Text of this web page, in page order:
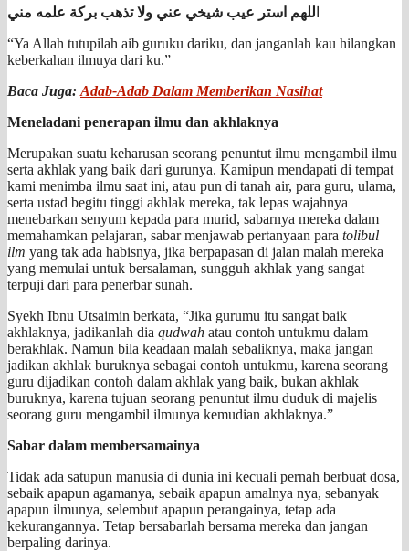
للهم استر عيب شيخي عني ولا تذهب بركة علمه مني
“Ya Allah tutupilah aib guruku dariku, dan janganlah kau hilangkan
keberkahan ilmuya dari ku.”
Baca Juga: Adab-Adab Dalam Memberikan Nasihat
Meneladani penerapan ilmu dan akhlaknya
Merupakan suatu keharusan seorang penuntut ilmu mengambil ilmu
serta akhlak yang baik dari gurunya. Kamipun mendapati di tempat
kami menimba ilmu saat ini, atau pun di tanah air, para guru, ulama,
serta ustad begitu tinggi akhlak mereka, tak lepas wajahnya
menebarkan senyum kepada para murid, sabarnya mereka dalam
memahamkan pelajaran, sabar menjawab pertanyaan para tolibul
ilm yang tak ada habisnya, jika berpapasan di jalan malah mereka
yang memulai untuk bersalaman, sungguh akhlak yang sangat
terpuji dari para penerbar sunah.
Syekh Ibnu Utsaimin berkata, “Jika gurumu itu sangat baik
akhlaknya, jadikanlah dia qudwah atau contoh untukmu dalam
berakhlak. Namun bila keadaan malah sebaliknya, maka jangan
jadikan akhlak buruknya sebagai contoh untukmu, karena seorang
guru dijadikan contoh dalam akhlak yang baik, bukan akhlak
buruknya, karena tujuan seorang penuntut ilmu duduk di majelis
seorang guru mengambil ilmunya kemudian akhlaknya.”
Sabar dalam membersamainya
Tidak ada satupun manusia di dunia ini kecuali pernah berbuat dosa,
sebaik apapun agamanya, sebaik apapun amalnya nya, sebanyak
apapun ilmunya, selembut apapun perangainya, tetap ada
kekurangannya. Tetap bersabarlah bersama mereka dan jangan
berpaling darinya.